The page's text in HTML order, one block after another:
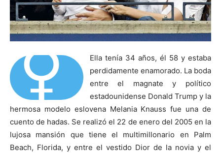
⚥
Ella tenía 34 años, él 58 y estaba
perdidamente enamorado. La boda
entre el magnate y político
estadounidense Donald Trump y la
hermosa modelo eslovena Melania Knauss fue una de
cuento de hadas. Se realizó el 22 de enero del 2005 en la
lujosa mansión que tiene el multimillonario en Palm
Beach, Florida, y entre el vestido Dior de la novia y el